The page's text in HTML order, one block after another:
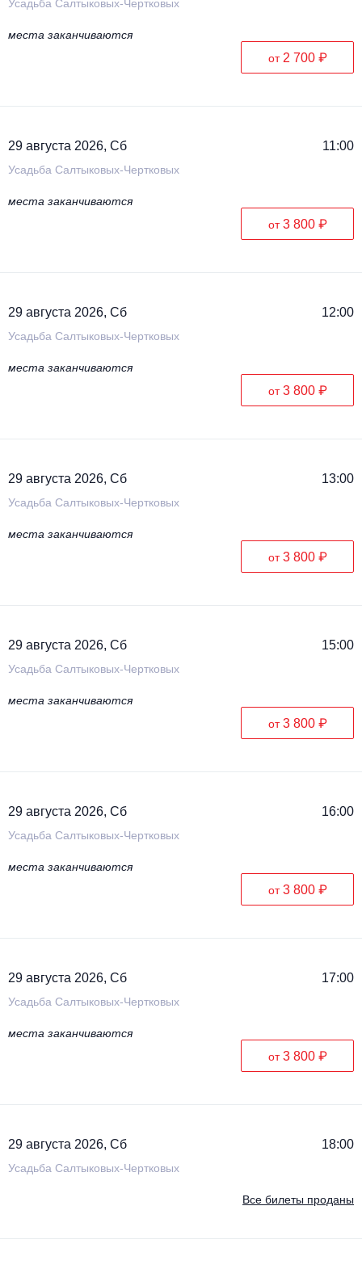
Усадьба Салтыковых-Чертковых
места заканчиваются
от 2 700 ₽
29 августа 2026, Сб 11:00
Усадьба Салтыковых-Чертковых
места заканчиваются
от3 800 ₽
29 августа 2026, Сб 12:00
Усадьба Салтыковых-Чертковых
места заканчиваются
от3 800 ₽
29 августа 2026, Сб 13:00
Усадьба Салтыковых-Чертковых
места заканчиваются
от3 800 ₽
29 августа 2026, Сб 15:00
Усадьба Салтыковых-Чертковых
места заканчиваются
от3 800 ₽
29 августа 2026, Сб 16:00
Усадьба Салтыковых-Чертковых
места заканчиваются
от3 800 ₽
29 августа 2026, Сб 17:00
Усадьба Салтыковых-Чертковых
места заканчиваются
от3 800 ₽
29 августа 2026, Сб 18:00
Усадьба Салтыковых-Чертковых
Все билеты проданы